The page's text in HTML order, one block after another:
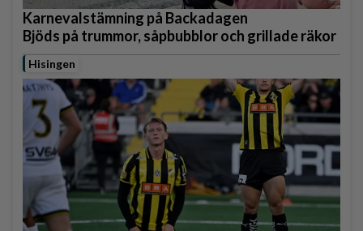
Karnevalstämning på Backadagen
Bjöds på trummor, såpbubblor och grillade räkor
Hisingen